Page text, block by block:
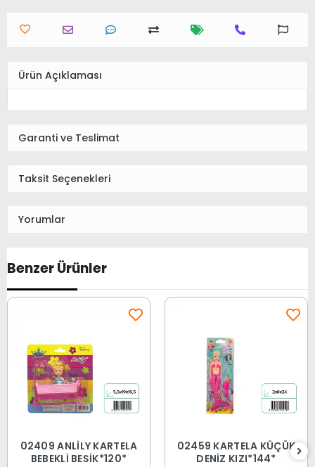
Ürün Açıklaması
Garanti ve Teslimat
Taksit Seçenekleri
Yorumlar
Benzer Ürünler
02409 ANLİLY KARTELA
BEBEKLİ BEŞİK*120*
02459 KARTELA KÜÇÜK
DENİZ KIZI*144*